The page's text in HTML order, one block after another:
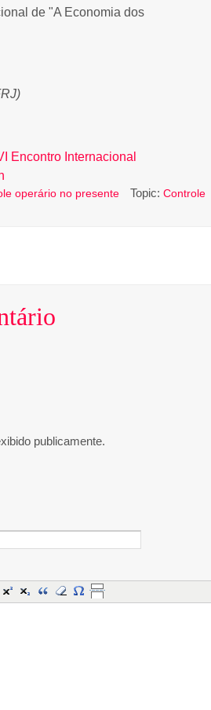
de "A Economia dos
Encontro Internacional
operário no presente Topic: Controle
publicamente.